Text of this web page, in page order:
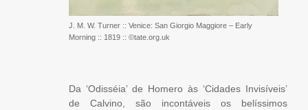
J. M. W. Turner :: Venice: San Giorgio Maggiore – Early
Morning :: 1819 :: ©tate.org.uk
Da ‘Odisséia’ de Homero às ‘Cidades Invisíveis’
de Calvino, são incontáveis os belíssimos